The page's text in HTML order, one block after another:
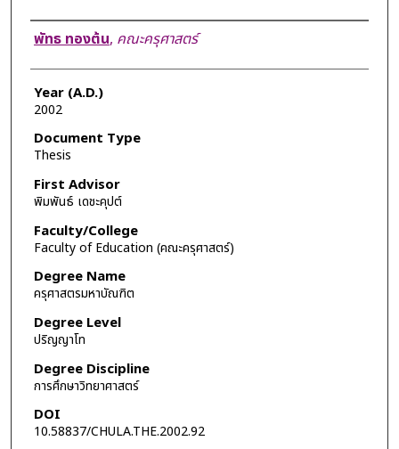
Author
พัทธ ทองต้น, คณะครุศาสตร์
Year (A.D.)
2002
Document Type
Thesis
First Advisor
พิมพันธ์ เดชะคุปต์
Faculty/College
Faculty of Education (คณะครุศาสตร์)
Degree Name
ครุศาสตรมหาบัณฑิต
Degree Level
ปริญญาโท
Degree Discipline
การศึกษาวิทยาศาสตร์
DOI
10.58837/CHULA.THE.2002.92